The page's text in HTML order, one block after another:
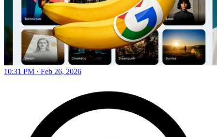
10:31 PM · Feb 26, 2026